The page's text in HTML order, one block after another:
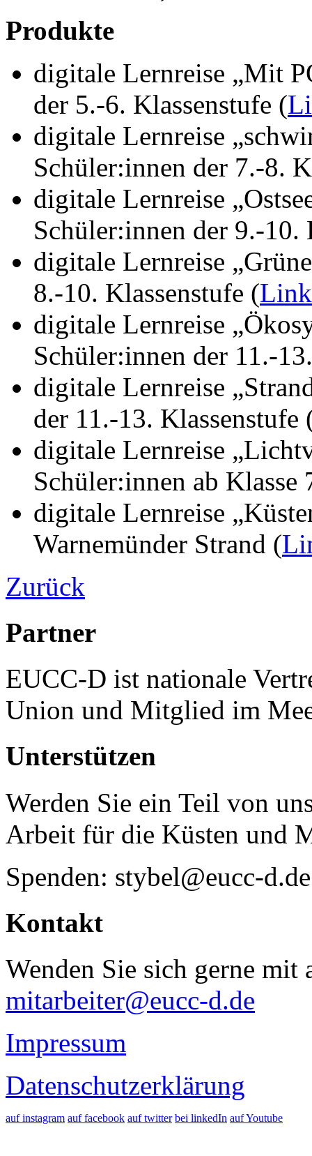
Produkte
digitale Lernreise „Mit
der 5.-6. Klassenstufe (
digitale Lernreise
Schüler:innen der 7.-8.
digitale Lernreise
Schüler:innen der 9.-10.
digitale Lernreise
8.-10. Klassenstufe (Link
digitale Lernreise
Schüler:innen der 11.-
digitale Lernreise
der 11.-13. Klassenstufe
digitale Lernreise
Schüler:innen ab Klasse
digitale Lernreise
Warnemünder Strand (
Zurück
Partner
EUCC-D ist nationale
Union und Mitglied im
Unterstützen
Werden Sie ein Teil von
Arbeit für die Küsten und
Spenden: stybel@eucc-d.de
Kontakt
Wenden Sie sich gerne mit
mitarbeiter@eucc-d.de
Impressum
Datenschutzerklärung
auf instagram auf facebook auf twitter bei linkedIn auf Youtube